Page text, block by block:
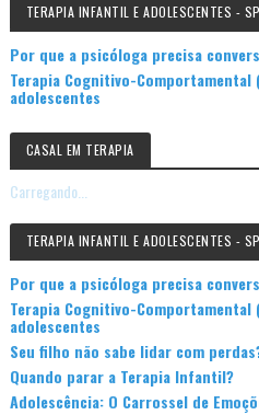
TERAPIA INFANTIL E ADOLESCENTES - SP
Por que a psicóloga precisa
Terapia Cognitivo-Comportamental
adolescentes
CASAL EM TERAPIA
Carregando...
TERAPIA INFANTIL E ADOLESCENTES - SP
Por que a psicóloga precisa
Terapia Cognitivo-Comportamental
adolescentes
Seu filho não sabe lidar com
Quando parar a Terapia Infantil?
Adolescência: O Carrossel de